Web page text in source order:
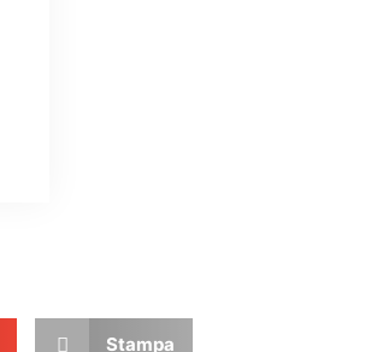
Stampa